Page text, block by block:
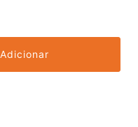
Adicionar